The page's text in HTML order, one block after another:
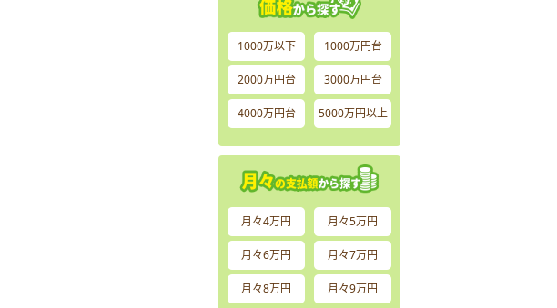
1000万以下 1000万円台
2000万円台 3000万円台
4000万円台 5000万円以上
月々4万円 月々5万円
月々6万円 月々7万円
月々8万円 月々9万円